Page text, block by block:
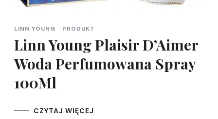
LINN YOUNG PRODUKT
Linn Young Plaisir D’Aimer
Woda Perfumowana Spray
100Ml
CZYTAJ WIĘCEJ